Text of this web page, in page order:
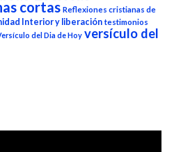
cortas Reflexiones cristianas de
Interior y liberación testimonios
del Dia de Hoy versículo del